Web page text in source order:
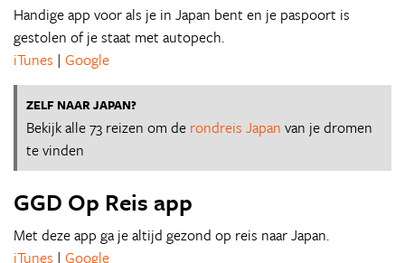
Handige app voor als je in Japan bent en je paspoort is
gestolen of je staat met autopech.
iTunes | Google
ZELF NAAR JAPAN?
Bekijk alle 73 reizen om de rondreis Japan van je dromen
te vinden
GGD Op Reis app
Met deze app ga je altijd gezond op reis naar Japan.
iTunes | Google